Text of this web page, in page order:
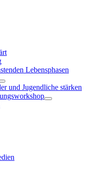
Lebensphasen
und Jugendliche stärken